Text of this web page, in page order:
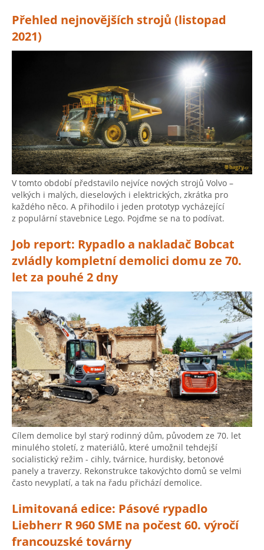
Přehled nejnovějších strojů (listopad
2021)
V tomto období představilo nejvíce nových strojů Volvo –
velkých i malých, dieselových i elektrických, zkrátka pro
každého něco. A přihodilo i jeden prototyp vycházející
z populární stavebnice Lego. Pojďme se na to podívat.
Job report: Rypadlo a nakladač Bobcat
zvládly kompletní demolici domu ze 70.
let za pouhé 2 dny
Cílem demolice byl starý rodinný dům, původem ze 70. let
minulého století, z materiálů, které umožnil tehdejší
socialistický režim - cihly, tvárnice, hurdisky, betonové
panely a traverzy. Rekonstrukce takovýchto domů se velmi
často nevyplatí, a tak na řadu přichází demolice.
Limitovaná edice: Pásové rypadlo
Liebherr R 960 SME na počest 60. výročí
francouzské továrny